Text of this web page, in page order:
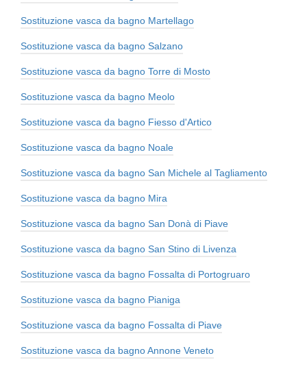
Sostituzione vasca da bagno Martellago
Sostituzione vasca da bagno Salzano
Sostituzione vasca da bagno Torre di Mosto
Sostituzione vasca da bagno Meolo
Sostituzione vasca da bagno Fiesso d'Artico
Sostituzione vasca da bagno Noale
Sostituzione vasca da bagno San Michele al Tagliamento
Sostituzione vasca da bagno Mira
Sostituzione vasca da bagno San Donà di Piave
Sostituzione vasca da bagno San Stino di Livenza
Sostituzione vasca da bagno Fossalta di Portogruaro
Sostituzione vasca da bagno Pianiga
Sostituzione vasca da bagno Fossalta di Piave
Sostituzione vasca da bagno Annone Veneto